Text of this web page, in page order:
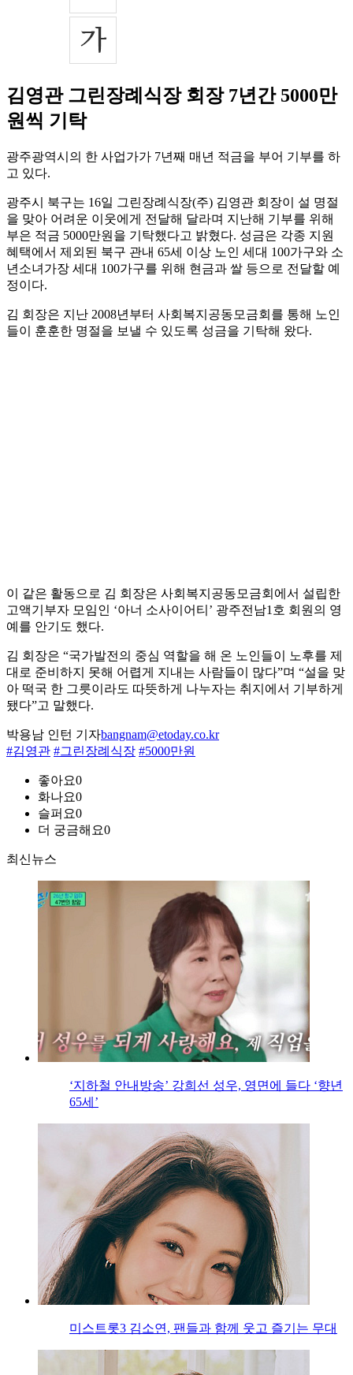
김영관 그린장례식장 회장 7년간 5000만
원씩 기탁
광주광역시의 한 사업가가 7년째 매년 적금을 부어 기부를 하
고 있다.
광주시 북구는 16일 그린장례식장(주) 김영관 회장이 설 명절
을 맞아 어려운 이웃에게 전달해 달라며 지난해 기부를 위해
부은 적금 5000만원을 기탁했다고 밝혔다. 성금은 각종 지원
혜택에서 제외된 북구 관내 65세 이상 노인 세대 100가구와 소
년소녀가장 세대 100가구를 위해 현금과 쌀 등으로 전달할 예
정이다.
김 회장은 지난 2008년부터 사회복지공동모금회를 통해 노인
들이 훈훈한 명절을 보낼 수 있도록 성금을 기탁해 왔다.
이 같은 활동으로 김 회장은 사회복지공동모금회에서 설립한
고액기부자 모임인 ‘아너 소사이어티’ 광주전남1호 회원의 영
예를 안기도 했다.
김 회장은 “국가발전의 중심 역할을 해 온 노인들이 노후를 제
대로 준비하지 못해 어렵게 지내는 사람들이 많다”며 “설을 맞
아 떡국 한 그릇이라도 따뜻하게 나누자는 취지에서 기부하게
됐다”고 말했다.
박용남 인턴 기자bangnam@etoday.co.kr
#김영관 #그린장례식장 #5000만원
좋아요0
화나요0
슬퍼요0
더 궁금해요0
최신뉴스
‘지하철 안내방송’ 강희선 성우, 영면에 들다 ‘향년
65세’
미스트롯3 김소연, 팬들과 함께 웃고 즐기는 무대